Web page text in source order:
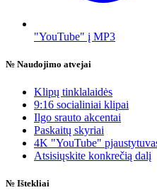
"YouTube" į MP3
№ Naudojimo atvejai
Klipų tinklalaidės
9:16 socialiniai klipai
Ilgo srauto akcentai
Paskaitų skyriai
4K "YouTube"
Atsisiųskite konkrečią dalį
№ Ištekliai